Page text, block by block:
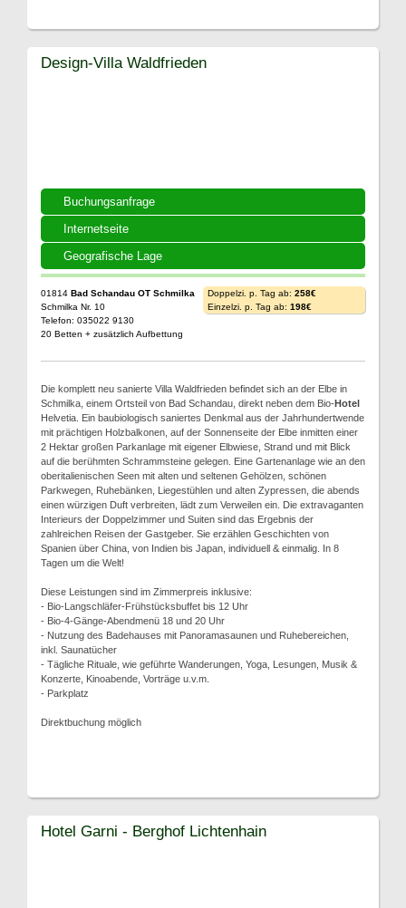
Buchungsanfrage
Internetseite
Geografische Lage
Design-Villa Waldfrieden
01814 Bad Schandau OT Schmilka
Schmilka Nr. 10
Telefon: 035022 9130
20 Betten + zusätzlich Aufbettung
Doppelzi. p. Tag ab: 258€
Einzelzi. p. Tag ab: 198€
Die komplett neu sanierte Villa Waldfrieden befindet sich an der Elbe in
Schmilka, einem Ortsteil von Bad Schandau, direkt neben dem Bio-Hotel
Helvetia. Ein baubiologisch saniertes Denkmal aus der Jahrhundertwende
mit prächtigen Holzbalkonen, auf der Sonnenseite der Elbe inmitten einer
2 Hektar großen Parkanlage mit eigener Elbwiese, Strand und mit Blick
auf die berühmten Schrammsteine gelegen. Eine Gartenanlage wie an den
oberitalienischen Seen mit alten und seltenen Gehölzen, schönen
Parkwegen, Ruhebänken, Liegestühlen und alten Zypressen, die abends
einen würzigen Duft verbreiten, lädt zum Verweilen ein. Die extravaganten
Interieurs der Doppelzimmer und Suiten sind das Ergebnis der
zahlreichen Reisen der Gastgeber. Sie erzählen Geschichten von
Spanien über China, von Indien bis Japan, individuell & einmalig. In 8
Tagen um die Welt!
Diese Leistungen sind im Zimmerpreis inklusive:
- Bio-Langschläfer-Frühstücksbuffet bis 12 Uhr
- Bio-4-Gänge-Abendmenü 18 und 20 Uhr
- Nutzung des Badehauses mit Panoramasaunen und Ruhebereichen,
inkl. Saunatücher
- Tägliche Rituale, wie geführte Wanderungen, Yoga, Lesungen, Musik &
Konzerte, Kinoabende, Vorträge u.v.m.
- Parkplatz
Direktbuchung möglich
Hotel Garni - Berghof Lichtenhain